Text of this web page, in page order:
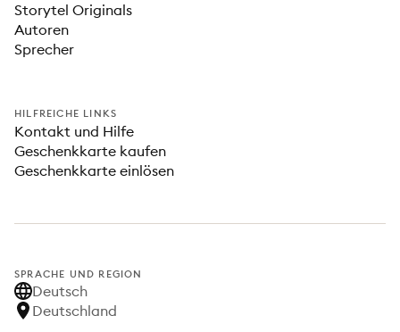
Storytel Originals
Autoren
Sprecher
HILFREICHE LINKS
Kontakt und Hilfe
Geschenkkarte kaufen
Geschenkkarte einlösen
SPRACHE UND REGION
Deutsch
Deutschland